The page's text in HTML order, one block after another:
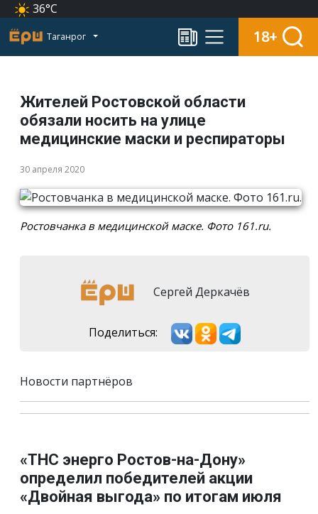
36°C
Таганрог 18+
Жителей Ростовской области
обязали носить на улице
медицинские маски и респираторы
30 апреля 2020
Ростовчанка в медицинской маске. Фото 161.ru.
Сергей Деркачёв
Поделиться:
Новости партнёров
«ТНС энерго Ростов-на-Дону»
определил победителей акции
«Двойная выгода» по итогам июля